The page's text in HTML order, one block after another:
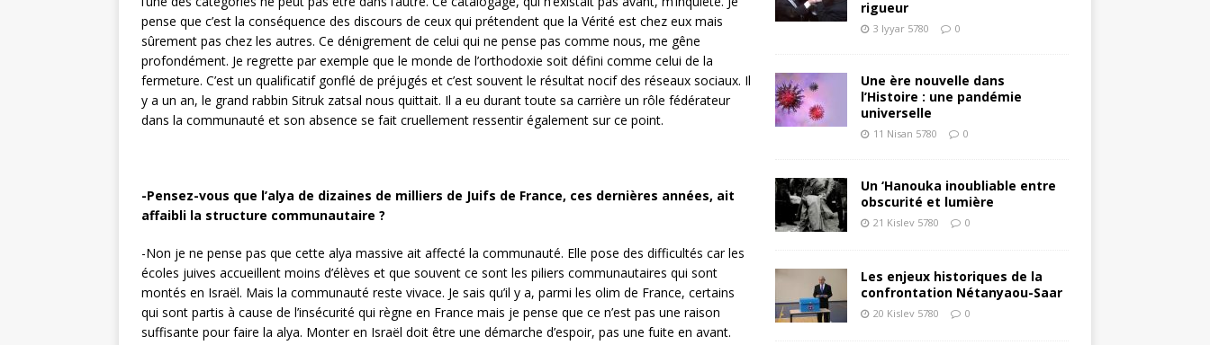
pense que c’est la conséquence des discours de ceux qui prétendent que la Vérité est chez eux mais
sûrement pas chez les autres. Ce dénigrement de celui qui ne pense pas comme nous, me gêne
profondément. Je regrette par exemple que le monde de l’orthodoxie soit défini comme celui de la
fermeture. C’est un qualificatif gonflé de préjugés et c’est souvent le résultat nocif des réseaux sociaux. Il
y a un an, le grand rabbin Sitruk zatsal nous quittait. Il a eu durant toute sa carrière un rôle fédérateur
dans la communauté et son absence se fait cruellement ressentir également sur ce point.
-Pensez-vous que l’alya de dizaines de milliers de Juifs de France, ces dernières années, ait
affaibli la structure communautaire ?
-Non je ne pense pas que cette alya massive ait affecté la communauté. Elle pose des difficultés car les
écoles juives accueillent moins d’élèves et que souvent ce sont les piliers communautaires qui sont
montés en Israël. Mais la communauté reste vivace. Je sais qu’il y a, parmi les olim de France, certains
qui sont partis à cause de l’insécurité qui règne en France mais je pense que ce n’est pas une raison
suffisante pour faire la alya. Monter en Israël doit être une démarche d’espoir, pas une fuite en avant.
rigueur
3 Iyyar 5780 0
Une ère nouvelle dans
l’Histoire : une pandémie
universelle
11 Nisan 5780 0
Un ‘Hanouka inoubliable entre
obscurité et lumière
21 Kislev 5780 0
Les enjeux historiques de la
confrontation Nétanyaou-Saar
20 Kislev 5780 0